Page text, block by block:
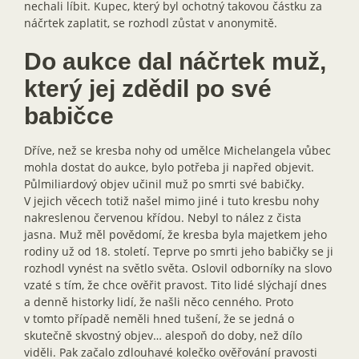
nechali líbit. Kupec, který byl ochotný takovou částku za
náčrtek zaplatit, se rozhodl zůstat v anonymitě.
Do aukce dal náčrtek muž,
který jej zdědil po své
babičce
Dříve, než se kresba nohy od umělce Michelangela vůbec
mohla dostat do aukce, bylo potřeba ji napřed objevit.
Půlmiliardový objev učinil muž po smrti své babičky.
V jejich věcech totiž našel mimo jiné i tuto kresbu nohy
nakreslenou červenou křídou. Nebyl to nález z čista
jasna. Muž měl povědomí, že kresba byla majetkem jeho
rodiny už od 18. století. Teprve po smrti jeho babičky se ji
rozhodl vynést na světlo světa. Oslovil odborníky na slovo
vzaté s tím, že chce ověřit pravost. Tito lidé slýchají dnes
a denně historky lidí, že našli něco cenného. Proto
v tomto případě neměli hned tušení, že se jedná o
skutečně skvostný objev… alespoň do doby, než dílo
viděli. Pak začalo zdlouhavé kolečko ověřování pravosti